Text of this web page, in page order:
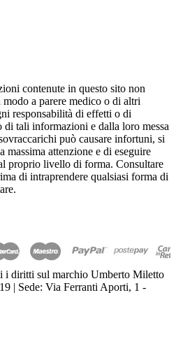
contenute in questo sito non
a parere medico o di altri
responsabilità di effetti o di
di tali informazioni e dalla loro messa
può causare infortuni, si
massima attenzione e di eseguire
proprio livello di forma. Consultare
di intraprendere qualsiasi forma di
i diritti sul marchio Umberto Miletto
| Sede: Via Ferranti Aporti, 1 -